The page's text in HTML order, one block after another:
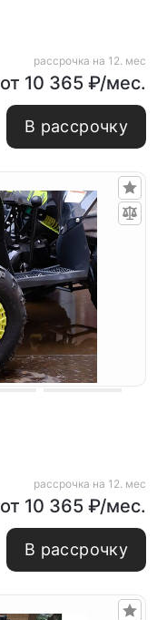
рассрочка на 12. мес
от 10 365 ₽/мес.
В рассрочку
рассрочка на 12. мес
от 10 365 ₽/мес.
В рассрочку